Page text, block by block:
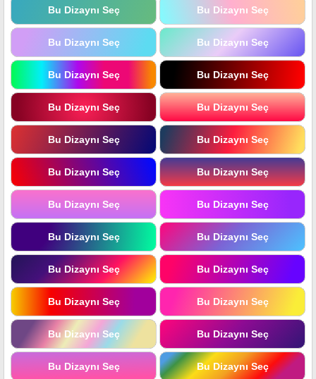
Bu Dizaynı Seç Bu Dizaynı Seç
Bu Dizaynı Seç Bu Dizaynı Seç
Bu Dizaynı Seç Bu Dizaynı Seç
Bu Dizaynı Seç Bu Dizaynı Seç
Bu Dizaynı Seç Bu Dizaynı Seç
Bu Dizaynı Seç Bu Dizaynı Seç
Bu Dizaynı Seç Bu Dizaynı Seç
Bu Dizaynı Seç Bu Dizaynı Seç
Bu Dizaynı Seç Bu Dizaynı Seç
Bu Dizaynı Seç Bu Dizaynı Seç
Bu Dizaynı Seç Bu Dizaynı Seç
Bu Dizaynı Seç Bu Dizaynı Seç